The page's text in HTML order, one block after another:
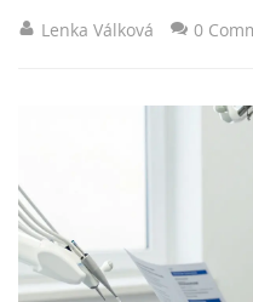
Lenka Válková 0